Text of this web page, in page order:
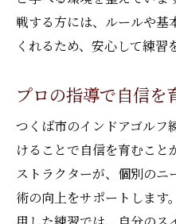
戦する方には、ルールや基
くれるため、安心して練習
プロの指導で自信を
つくば市のインドアゴルフ
けることで自信を育むこと
ストラクターが、個別のニ
術の向上をサポートします